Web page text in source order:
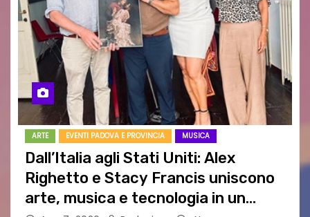
ARTE EVENTI PADOVA E PROVINCIA MUSICA
Dall’Italia agli Stati Uniti: Alex
Righetto e Stacy Francis uniscono
arte, musica e tecnologia in un